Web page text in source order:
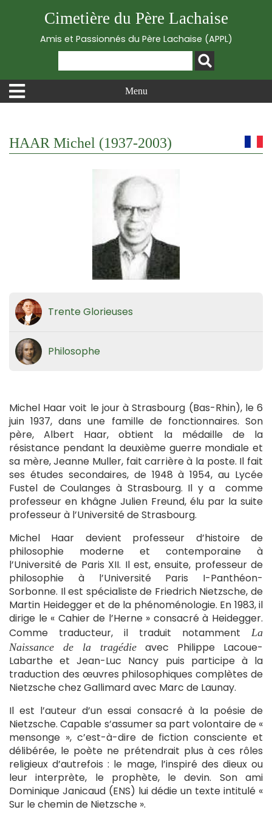
Cimetière du Père Lachaise
Amis et Passionnés du Père Lachaise (APPL)
Menu
HAAR Michel (1937-2003)
Trente Glorieuses
Philosophe
Michel Haar voit le jour à Strasbourg (Bas-Rhin), le 6
juin 1937, dans une famille de fonctionnaires. Son
père, Albert Haar, obtient la médaille de la
résistance pendant la deuxième guerre mondiale et
sa mère, Jeanne Muller, fait carrière à la poste. Il fait
ses études secondaires, de 1948 à 1954, au Lycée
Fustel de Coulanges à Strasbourg. Il y a comme
professeur en khâgne Julien Freund, élu par la suite
professeur à l’Université de Strasbourg.
Michel Haar devient professeur d’histoire de
philosophie moderne et contemporaine à
l’Université de Paris XII. Il est, ensuite, professeur de
philosophie à l’Université Paris I-Panthéon-
Sorbonne. Il est spécialiste de Friedrich Nietzsche, de
Martin Heidegger et de la phénoménologie. En 1983, il
dirige le « Cahier de l’Herne » consacré à Heidegger.
Comme traducteur, il traduit notamment La
Naissance de la tragédie avec Philippe Lacoue-
Labarthe et Jean-Luc Nancy puis participe à la
traduction des œuvres philosophiques complètes de
Nietzsche chez Gallimard avec Marc de Launay.
Il est l’auteur d’un essai consacré à la poésie de
Nietzsche. Capable s’assumer sa part volontaire de «
mensonge », c’est-à-dire de fiction consciente et
délibérée, le poète ne prétendrait plus à ces rôles
religieux d’autrefois : le mage, l’inspiré des dieux ou
leur interprète, le prophète, le devin. Son ami
Dominique Janicaud (ENS) lui dédie un texte intitulé «
Sur le chemin de Nietzsche ».